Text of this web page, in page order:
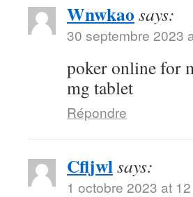
Wnwkao says:
30 septembre 2023
poker online for
mg tablet
Répondre
Cfljwlsays:
1 octobre 2023 at